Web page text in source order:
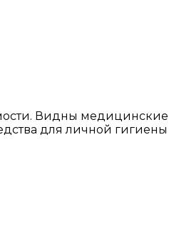
Видны медицинские
для личной гигиены